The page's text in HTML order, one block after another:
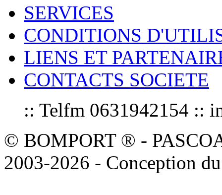
SERVICES
CONDITIONS
LIENS ET
CONTACTS SOCIETE
:: Telfm 0631942154 ::
© BOMPORT ® -
2003-2026 - Conception